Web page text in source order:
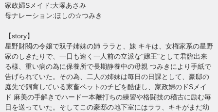
家政婦Sメイド:大塚あさみ
母ナレーション:ほしの☆つみき
【story】
星野財閥の令嬢で双子姉妹の姉 ララと、妹 キキは、女権家系の星野
家のしきたりで、一日も速く一人前の立派な"嬢王"として君臨出来
る様、重い病の為に保養所で長期静養中の母親 つみきにより手紙で
告げられていた。その為、二人の姉妹は毎日の日課として、豪邸の
庭先で飼育している家畜ペットのチビを酷使し、家政婦のドSメイ
ド 麻美の手解きでハード一本鞭打ちの練習や格闘技の稽古に励む毎
日を送っていた。そしてこの豪邸の地下室にはララ、キキがまだ幼
当サイトについて お問い合わせ
特定商取引法に基づく表記 プライバシーポリシー
Copyright © 2005- 2026 チーム凛龍ダウンロードサイト All rights reserved.